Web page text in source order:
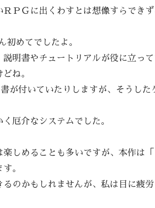
ＰＧに出くわすとは想像すらでき
初めてでしたよ。
明書やチュートリアルが役に立って
ね。
が付いていたりしますが、そうした
厄介なシステムでした。
しめることも多いですが、本作は
。
のかもしれませんが、私は目に疲